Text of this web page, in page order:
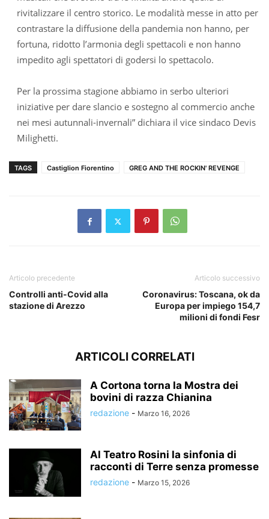
rivitalizzare il centro storico. Le modalità messe in atto per
contrastare la diffusione della pandemia non hanno, per
fortuna, ridotto l’armonia degli spettacoli e non hanno
impedito agli spettatori di godersi lo spettacolo.
Per la prossima stagione abbiamo in serbo ulteriori
iniziative per dare slancio e sostegno al commercio anche
nei mesi autunnali-invernali” dichiara il vice sindaco Devis
Milighetti.
TAGS Castiglion Fiorentino GREG AND THE ROCKIN' REVENGE
Articolo precedente
Controlli anti-Covid alla
stazione di Arezzo
Articolo successivo
Coronavirus: Toscana, ok da
Europa per impiego 154,7
milioni di fondi Fesr
ARTICOLI CORRELATI
A Cortona torna la Mostra dei
bovini di razza Chianina
redazione - Marzo 16, 2026
Al Teatro Rosini la sinfonia di
racconti di Terre senza promesse
redazione - Marzo 15, 2026